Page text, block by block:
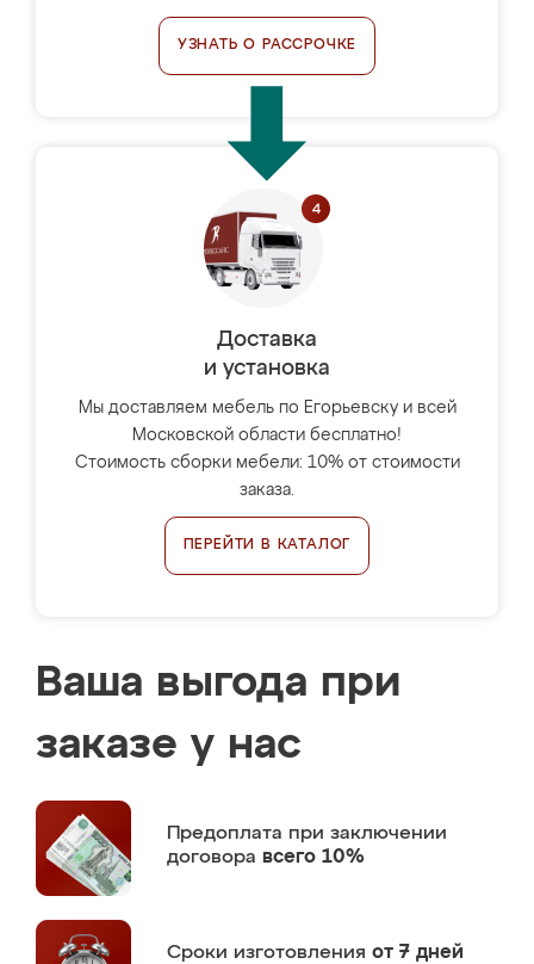
УЗНАТЬ О РАССРОЧКЕ
Доставка
и установка
Мы доставляем мебель по Егорьевску и всей
Московской области бесплатно!
Стоимость сборки мебели: 10% от стоимости
заказа.
ПЕРЕЙТИ В КАТАЛОГ
Ваша выгода при
заказе у нас
Предоплата при заключении
договора всего 10%
Сроки изготовления от 7 дней